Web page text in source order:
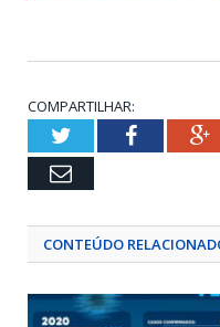
COMPARTILHAR:
TwitterFacebook
Email
CONTEÚDO